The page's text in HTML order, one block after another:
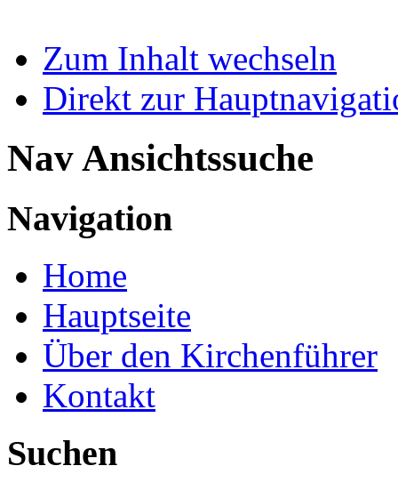
Zum Inhalt wechseln
Direkt zur
Nav Ansichtssuche
Navigation
Home
Hauptseite
Über den Kirchenführer
Kontakt
Suchen